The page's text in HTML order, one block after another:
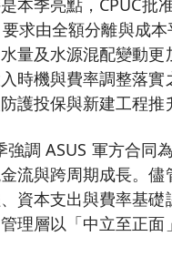
要求由全額分離與成
量及水源混配變動
時機與費率調整落
護投保與新建工程推
強調 ASUS 軍方合同
流與跨周期成長。
資本支出與費率基
理層以「中立至正面